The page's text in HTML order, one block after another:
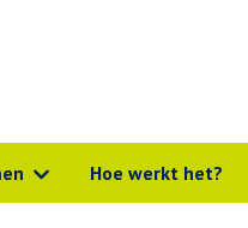
Hoe werkt het?